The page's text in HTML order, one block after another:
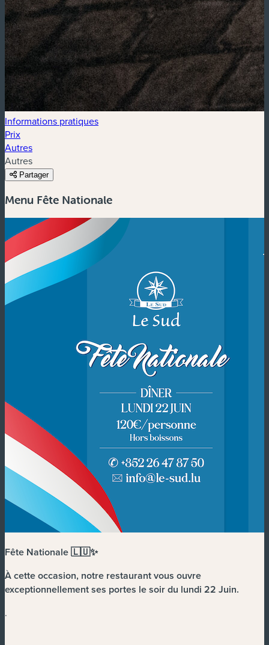
Informations pratiques
Prix
Autres
Autres
Partager
Menu Fête Nationale
Fête Nationale 🇱🇺✨
À cette occasion, notre restaurant vous ouvre
exceptionnellement ses portes le soir du lundi 22 Juin.
.